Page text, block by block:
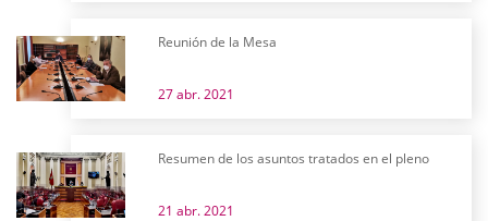
Reunión de la Mesa
27 abr. 2021
Resumen de los asuntos tratados en el pleno
21 abr. 2021